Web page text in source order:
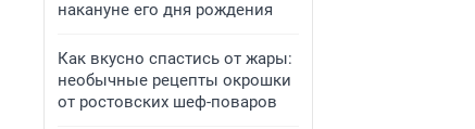
накануне его дня рождения
Как вкусно спастись от жары:
необычные рецепты окрошки
от ростовских шеф-поваров